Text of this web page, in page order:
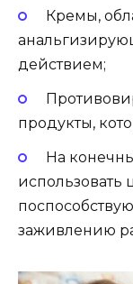
Кремы,
действием;
продукты,
На
использовать
заживлению